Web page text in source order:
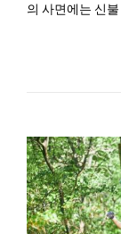
의 사면에는 신